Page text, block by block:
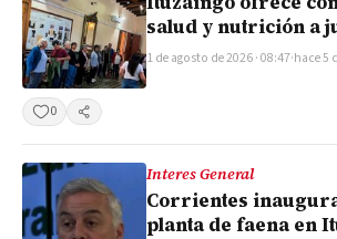
salud y nutrición a
1 de agosto de 2026 · 08:47·hace 5
0 Compartir
Interes General
Corrientes
planta de faena en